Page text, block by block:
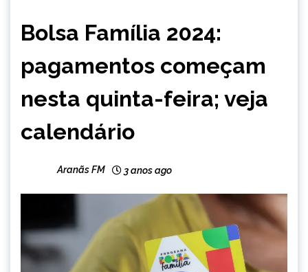
NOTÍCIAS
Bolsa Família 2024:
pagamentos começam
nesta quinta-feira; veja
calendário
Aranãs FM 3 anos ago